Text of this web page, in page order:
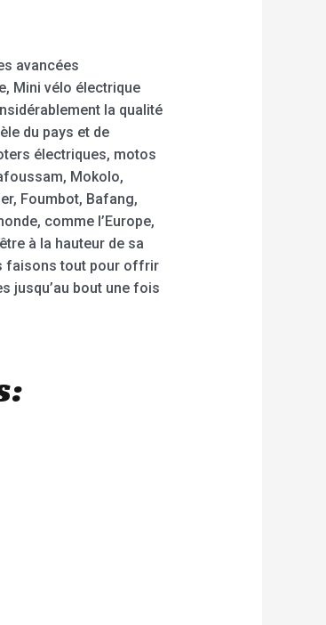
avancées
Mini vélo électrique
la qualité
du pays et de
électriques, motos
Mokolo,
Foumbot, Bafang,
comme l’Europe,
à la hauteur de sa
faisons tout pour offrir
jusqu’au bout une fois